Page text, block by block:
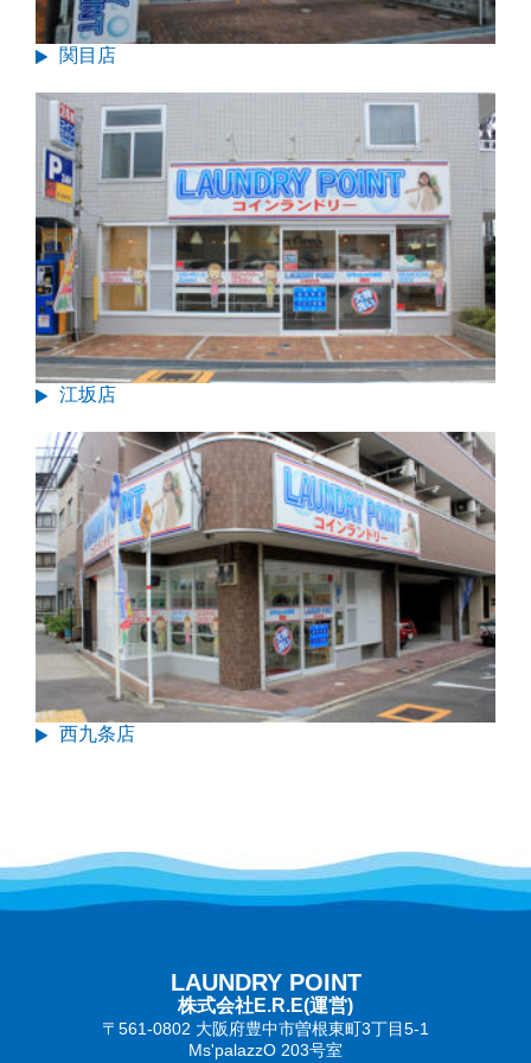
関目店
江坂店
西九条店
LAUNDRY POINT
株式会社E.R.E(運営)
〒561-0802 大阪府豊中市曽根東町3丁目5‐1
Ms'palazzO 203号室